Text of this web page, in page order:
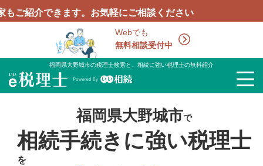
Webでも
無料相談受付中
きます。お気軽にご相談ください
福岡県大野城市の税理士検索と、相続に強い税理士の無料紹介
福岡県大野城市で
相続手続きに強い税理士
を